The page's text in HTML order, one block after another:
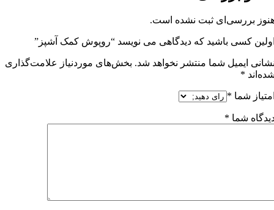
بررسی‌ای ثبت نشده است.
کسی باشید که دیدگاهی می نویسد “روپوش کمک آشپز”
ایمیل شما منتشر نخواهد شد. بخش‌های موردنیاز علامت‌گذاری
*
شما *
شما *